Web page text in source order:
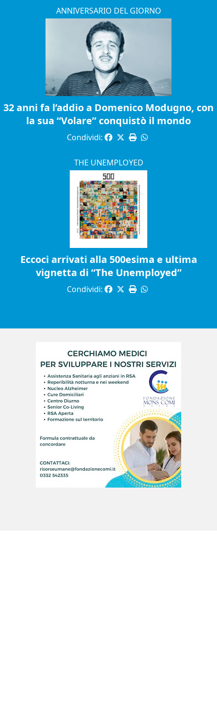
ANNIVERSARIO DEL GIORNO
32 anni fa l’addio a Domenico Modugno, con
la sua “Volare” conquistò il mondo
Condividi:
THE UNEMPLOYED
Eccoci arrivati alla 500esima e ultima
vignetta di “The Unemployed”
Condividi: